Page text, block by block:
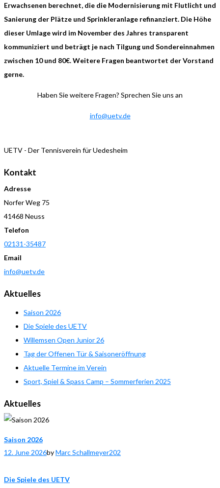
Erwachsenen berechnet, die die Modernisierung mit Flutlicht und
Sanierung der Plätze und Sprinkleranlage refinanziert. Die Höhe
dieser Umlage wird im November des Jahres transparent
kommuniziert und beträgt je nach Tilgung und Sondereinnahmen
zwischen 10 und 80€. Weitere Fragen beantwortet der Vorstand
gerne.
Haben Sie weitere Fragen? Sprechen Sie uns an
info@uetv.de
UETV - Der Tennisverein für Uedesheim
Kontakt
Adresse
Norfer Weg 75
41468 Neuss
Telefon
02131-35487
Email
info@uetv.de
Aktuelles
Saison 2026
Die Spiele des UETV
Willemsen Open Junior 26
Tag der Offenen Tür & Saisoneröffnung
Aktuelle Termine im Verein
Sport, Spiel & Spass Camp – Sommerferien 2025
Aktuelles
Saison 2026
12. June 2026byMarc Schallmeyer202
Die Spiele des UETV